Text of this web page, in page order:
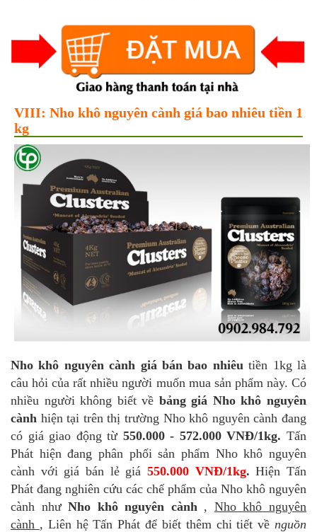
VIII: Nho khô nguyên cành giá bao nhiêu tiền 1
kg
Nho khô nguyên cành giá bán bao nhiêu tiền 1kg là
câu hỏi của rất nhiều người muốn mua sản phẩm này. Có
nhiều người không biết về bảng giá Nho khô nguyên
cành hiện tại trên thị trường Nho khô nguyên cành đang
có giá giao động từ 550.000 - 572.000 VNĐ/1kg. Tấn
Phát hiện đang phân phối sản phẩm Nho khô nguyên
cành với giá bán lẻ giá 550.000 VNĐ/1kg. Hiện Tấn
Phát đang nghiên cứu các chế phẩm của Nho khô nguyên
cành nhưNho khô nguyên cành , Nho khô nguyên
cành , Liên hệ Tấn Phát để biết thêm chi tiết về nguồn